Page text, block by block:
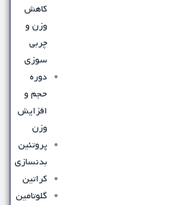
کاهش
وزن و
چربی
سوزی
دوره
حجم و
افزایش
وزن
پروتئین
بدنسازی
کراتین
گلوتامین